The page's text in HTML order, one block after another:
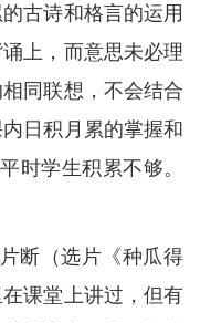
古诗和格言的运用
上，而意思未必理
同联想，不会结合
日积月累的掌握和
时学生积累不够。
断（选片《种瓜得
课堂上讲过，但有